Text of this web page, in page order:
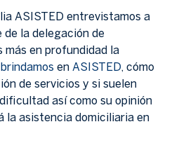
ASISTED entrevistamos a
de la delegación de
más en profundidad la
en ASISTED, cómo
de servicios y si suelen
así como su opinión
la asistencia domiciliaria en